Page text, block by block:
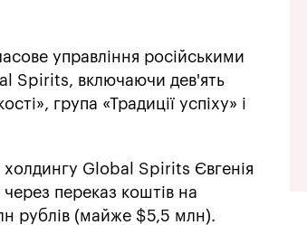
управління російськими
Spirits, включаючи дев'ять
група «Традиції успіху» і
Global Spirits Євгенія
переказ коштів на
рублів (майже $5,5 млн).